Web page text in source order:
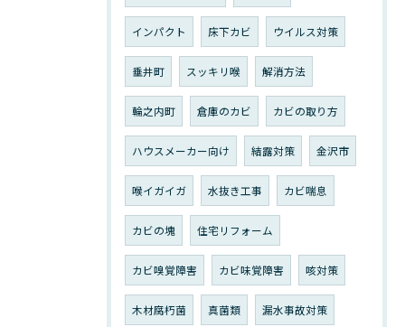
インパクト 床下カビ ウイルス対策
垂井町 スッキリ喉 解消方法
輪之内町 倉庫のカビ カビの取り方
ハウスメーカー向け 結露対策 金沢市
喉イガイガ 水抜き工事 カビ喘息
カビの塊 住宅リフォーム
カビ嗅覚障害 カビ味覚障害 咳対策
木材腐朽菌 真菌類 漏水事故対策